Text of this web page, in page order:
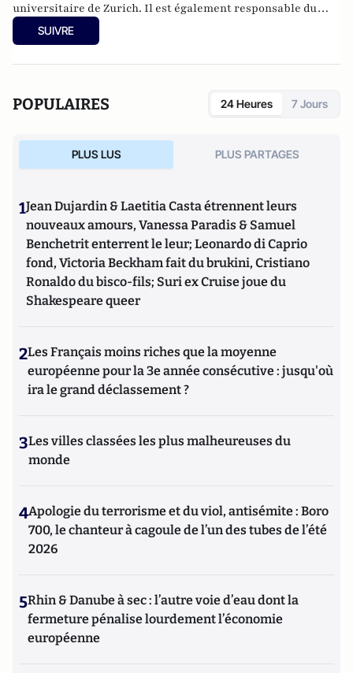
universitaire de Zurich. Il est également responsable du
groupe de recherche "Electrophysiologie et prédiction en
psychiatrie" et maître de conférences. Il est président de
SUIVRE
POPULAIRES 24 Heures 7 Jours
PLUS LUS PLUS PARTAGES
1Jean Dujardin & Laetitia Casta étrennent leurs
nouveaux amours, Vanessa Paradis & Samuel
Benchetrit enterrent le leur; Leonardo di Caprio
fond, Victoria Beckham fait du brukini, Cristiano
Ronaldo du bisco-fils; Suri ex Cruise joue du
Shakespeare queer
2Les Français moins riches que la moyenne
européenne pour la 3e année consécutive : jusqu'où
ira le grand déclassement ?
3Les villes classées les plus malheureuses du
monde
4Apologie du terrorisme et du viol, antisémite : Boro
700, le chanteur à cagoule de l’un des tubes de l’été
2026
5Rhin & Danube à sec : l’autre voie d’eau dont la
fermeture pénalise lourdement l’économie
européenne